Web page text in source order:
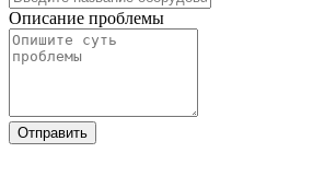
Описание проблемы